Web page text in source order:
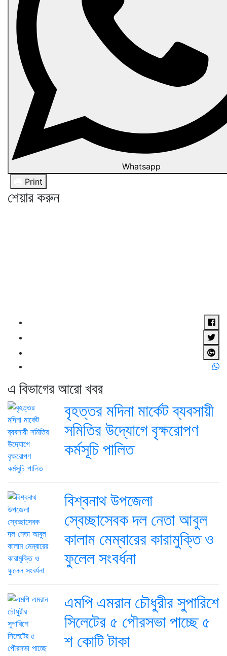
Whatsapp
Print
শেয়ার করুন
এ বিভাগের আরো খবর
বৃহত্তর মদিনা মার্কেট ব্যবসায়ী
সমিতির উদ্যোগে বৃক্ষরোপণ
কর্মসূচি পালিত
বিশ্বনাথ উপজেলা
স্বেচ্ছাসেবক দল নেতা আবুল
কালাম মেম্বারের কারামুক্তি ও
ফুলেল সংবর্ধনা
এমপি এমরান চৌধুরীর সুপারিশে
সিলেটের ৫ পৌরসভা পাচ্ছে ৫
শ কোটি টাকা